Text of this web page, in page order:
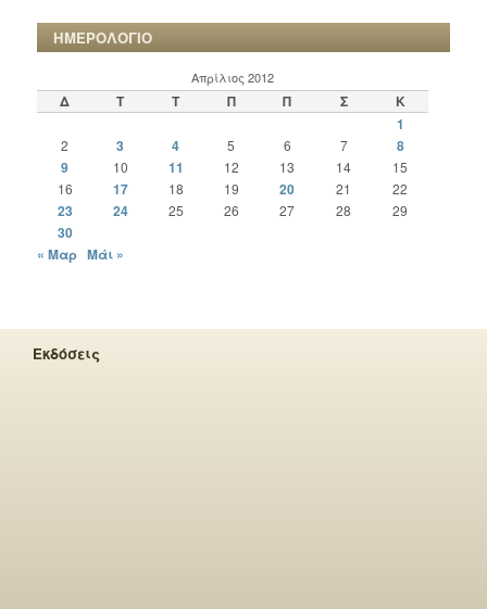
ΗΜΕΡΟΛΟΓΙΟ
Απρίλιος 2012
Δ Τ Τ Π Π Σ
Κ
1
2 3 4 5 6 7
8
9
10 11 12 13 14
15
16
17 18 19 20 21 22
23 24 25 26 27 28 29
30
« Μαρ Μάι »
Εκδόσεις